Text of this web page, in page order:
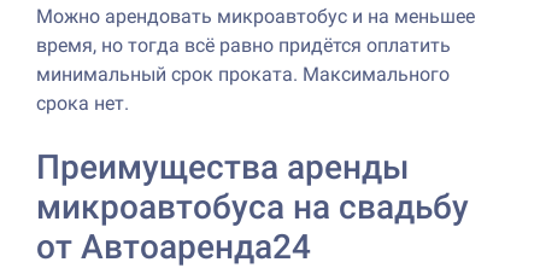
Можно арендовать микроавтобус и на меньшее
время, но тогда всё равно придётся оплатить
минимальный срок проката. Максимального
срока нет.
Преимущества аренды
микроавтобуса на свадьбу
от Автоаренда24